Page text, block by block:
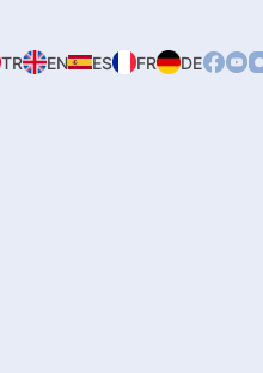
TR EN ES FR DE